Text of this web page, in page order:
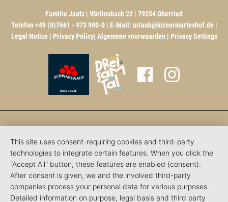
Familie Jautz | Vörlinsbach 22 | 79254 Oberried
Telefon +49 (0)7661 - 973 900-0 | E-Mail: urlaub@kirnermarteshof.de|
Legal Notice| Privacy Policy| Algemene voorwaarden | Privacy Settings
This site uses consent-requiring cookies and third-party
technologies to integrate certain features. When you click the
"Accept All" button, these features are enabled (consent).
After consent is given, we and the involved third-party
companies process your personal data for various purposes.
Detailed information on purpose, legal basis and third party